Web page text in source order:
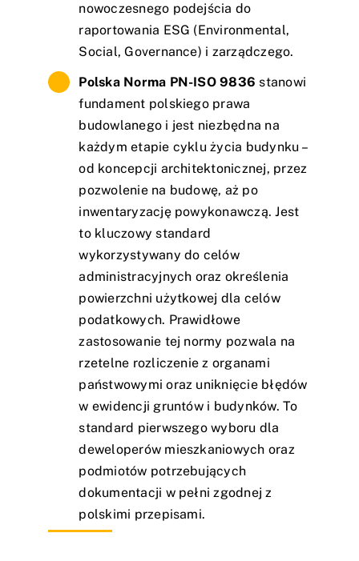
nowoczesnego podejścia do
raportowania ESG (Environmental,
Social, Governance) i zarządczego.
Polska Norma PN-ISO 9836 stanowi
fundament polskiego prawa
budowlanego i jest niezbędna na
każdym etapie cyklu życia budynku –
od koncepcji architektonicznej, przez
pozwolenie na budowę, aż po
inwentaryzację powykonawczą. Jest
to kluczowy standard
wykorzystywany do celów
administracyjnych oraz określenia
powierzchni użytkowej dla celów
podatkowych. Prawidłowe
zastosowanie tej normy pozwala na
rzetelne rozliczenie z organami
państwowymi oraz uniknięcie błędów
w ewidencji gruntów i budynków. To
standard pierwszego wyboru dla
deweloperów mieszkaniowych oraz
podmiotów potrzebujących
dokumentacji w pełni zgodnej z
polskimi przepisami.